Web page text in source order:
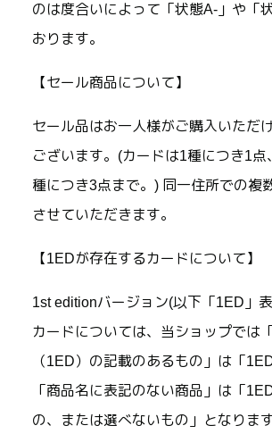
のは度合いによって「状態A-」や「
おります。
【セール商品について】
セール品はお一人様がご購入いただ
ございます。(カードは1種につき1点
種につき3点まで。) 同一住所での複
させていただきます。
【1EDが存在するカードについて】
1st editionバージョン(以下「1ED」
カードについては、当ショップでは
（1ED）の記載のあるもの」は「
「商品名に表記のない商品」は「
の、または選べないもの」となりま